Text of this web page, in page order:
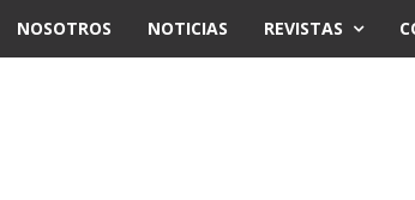
NOSOTROS NOTICIAS REVISTAS